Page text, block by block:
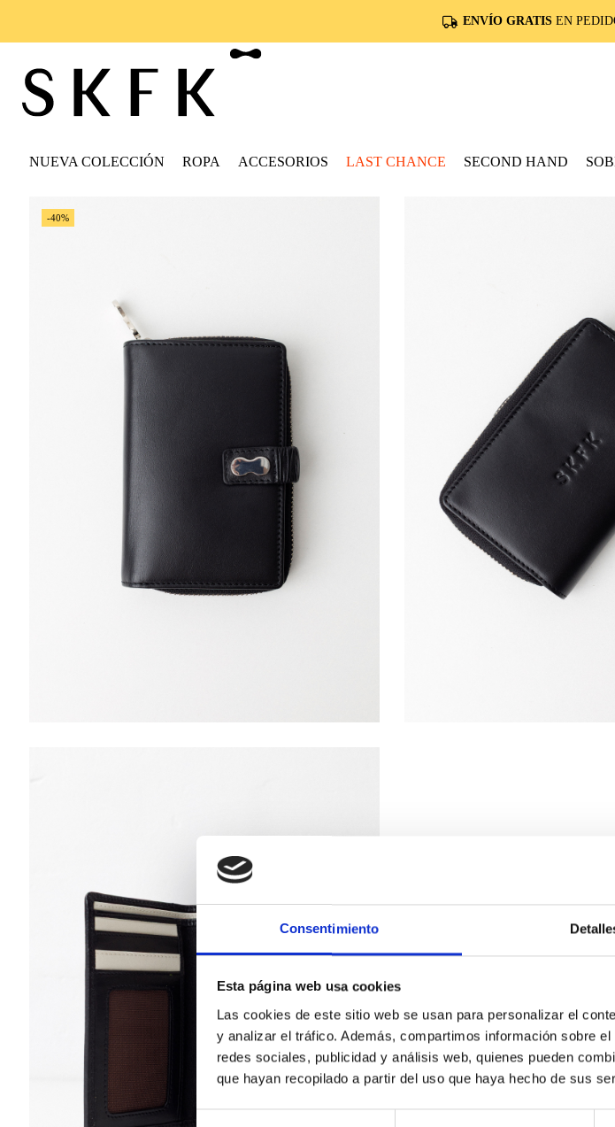
Consentimiento
Esta página web usa cookies
Las cookies de este sitio web se usan para personalizar el
y analizar el tráfico. Además, compartimos información sobre
redes sociales, publicidad y análisis web, quienes pueden
que hayan recopilado a partir del uso que haya hecho de sus
ENVÍO GRATIS EN
NUEVA COLECCIÓN ROPA ACCESORIOS LAST CHANCE SECOND HAND
-40%